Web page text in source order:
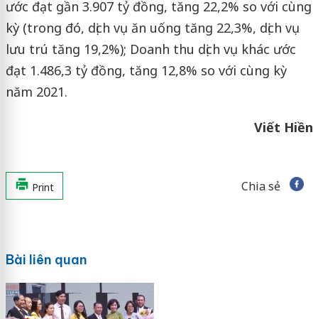
ước đạt gần 3.907 tỷ đồng, tăng 22,2% so với cùng
kỳ (trong đó, dịch vụ ăn uống tăng 22,3%, dịch vụ
lưu trú tăng 19,2%); Doanh thu dịch vụ khác ước
đạt 1.486,3 tỷ đồng, tăng 12,8% so với cùng kỳ
năm 2021.
Viết Hiền
Print Chia sẻ
Bài liên quan